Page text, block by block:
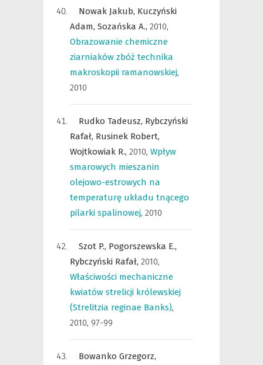
Nowak Jakub, Kuczyński
Adam, Sozańska A., 2010,
Obrazowanie chemiczne
ziarniaków zbóż technika
makroskopii ramanowskiej,
2010
Rudko Tadeusz, Rybczyński
Rafał, Rusinek Robert,
Wojtkowiak R., 2010, Wpływ
smarowych mieszanin
olejowo-estrowych na
temperaturę układu tnącego
pilarki spalinowej, 2010
Szot P., Pogorszewska E.,
Rybczyński Rafał, 2010,
Właściwości mechaniczne
kwiatów strelicji królewskiej
(Strelitzia reginae Banks),
2010, 97-99
Bowanko Grzegorz,